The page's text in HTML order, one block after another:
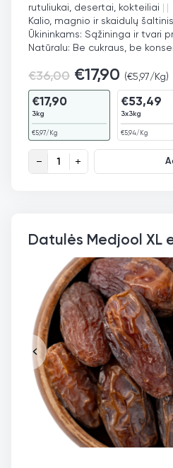
rutuliukai, desertai, kokteiliai | |
Kalio, magnio ir skaidulų šaltinis
Ūkininkams: Sąžininga ir tvari
Natūralu: Be cukraus, be
€36,00 €17,90 (€5,97/Kg)
€17,90
3kg
€5,97/Kg
€53,49
3x3kg
€5,94/Kg
Datulės Sukari be kauliukų
Datulės Medjool XL